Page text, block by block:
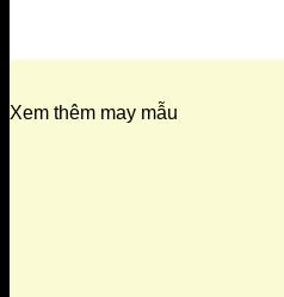
Xem thêm may mẫu